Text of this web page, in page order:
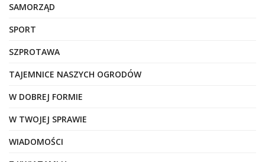
SAMORZĄD
SPORT
SZPROTAWA
TAJEMNICE NASZYCH OGRODÓW
W DOBREJ FORMIE
W TWOJEJ SPRAWIE
WIADOMOŚCI